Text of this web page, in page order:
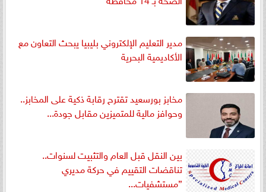
مدير التعليم الإلكتروني بليبيا يبحث التعاون مع
الأكاديمية البحرية
مخابز بورسعيد تقترح رقابة ذكية على المخابز..
وحوافز مالية للمتميزين مقابل جودة...
بين النقل قبل العام والتثبيت لسنوات..
تناقضات التقييم في حركة مديري
”مستشفيات...